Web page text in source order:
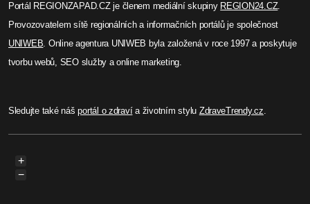
Portál REGIONZAPAD.CZ je členem mediální skupiny REGION24.CZ.
Provozovatelem sítě regionálních a informačních portálů je společnost
UNIWEB. Online agentura UNIWEB byla založená v roce 1997 a poskytuje
tvorbu webů, SEO služby a online marketing.
Sledujte také nášportál o zdravía životním stylu ZdraveTrendy.cz.
+
−